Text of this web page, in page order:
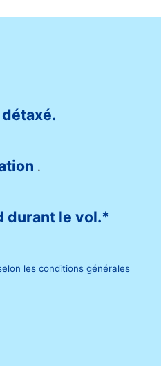
.
durant le vol.*
les conditions générales